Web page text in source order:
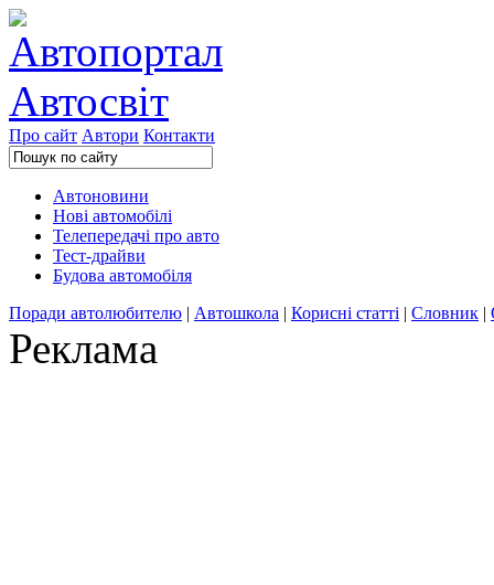
Про сайт Автори Контакти
Автоновини
Нові автомобілі
Телепередачі про авто
Тест-драйви
Будова автомобіля
Поради автолюбителю | Автошкола | Корисні статті | Словник |
Реклама